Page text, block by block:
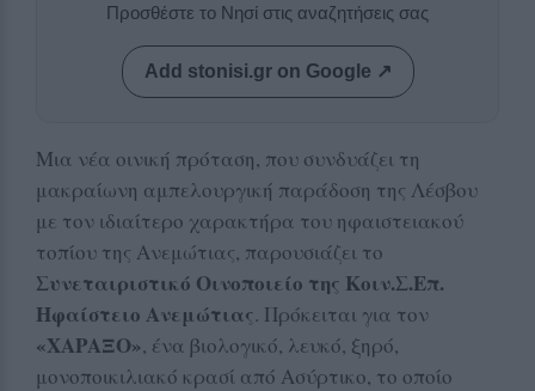
Προσθέστε το Νησί στις αναζητήσεις σας
Add stonisi.gr on Google ↗
Μια νέα οινική πρόταση, που συνδυάζει τη
μακραίωνη αμπελουργική παράδοση της Λέσβου
με τον ιδιαίτερο χαρακτήρα του ηφαιστειακού
τοπίου της Ανεμώτιας, παρουσιάζει το
Συνεταιριστικό Οινοποιείο της Κοιν.Σ.Επ.
Ηφαίστειο Ανεμώτιας. Πρόκειται για τον
«ΧΑΡΑΞΟ», ένα βιολογικό, λευκό, ξηρό,
μονοποικιλιακό κρασί από Ασύρτικο, το οποίο